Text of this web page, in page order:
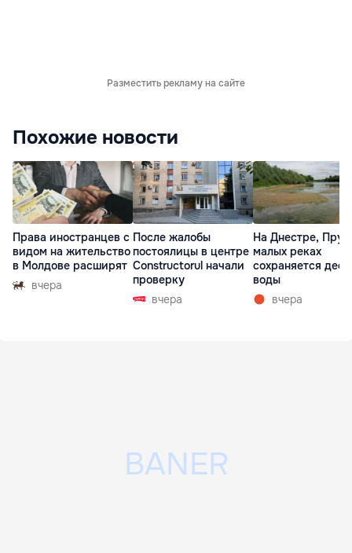
Разместить рекламу на сайте
Похожие новости
Права иностранцев с
видом на жительство
в Молдове расширят
вчера
После жалобы
постоялицы в центре
Constructorul начали
проверку
вчера
На Днестре,
малых реках
сохраняется
воды
вчера